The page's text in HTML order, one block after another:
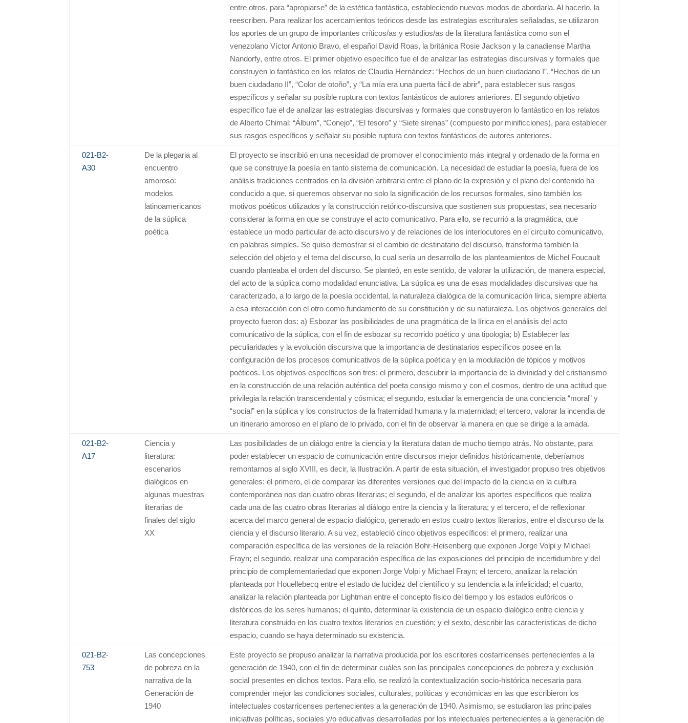
entre otros, para “apropiarse” de la estética fantástica, estableciendo nuevos modos de abordarla. Al hacerlo, la
reescriben. Para realizar los acercamientos teóricos desde las estrategias escriturales señaladas, se utilizaron
los aportes de un grupo de importantes críticos/as y estudios/as de la literatura fantástica como son el
venezolano Víctor Antonio Bravo, el español David Roas, la británica Rosie Jackson y la canadiense Martha
Nandorfy, entre otros. El primer objetivo específico fue el de analizar las estrategias discursivas y formales que
construyen lo fantástico en los relatos de Claudia Hernández: “Hechos de un buen ciudadano I”, “Hechos de un
buen ciudadano II”, “Color de otoño”, y “La mía era una puerta fácil de abrir”, para establecer sus rasgos
específicos y señalar su posible ruptura con textos fantásticos de autores anteriores. El segundo objetivo
específico fue el de analizar las estrategias discursivas y formales que construyeron lo fantástico en los relatos
de Alberto Chimal: “Álbum”, “Conejo”, “El tesoro” y “Siete sirenas” (compuesto por minificciones), para establecer
sus rasgos específicos y señalar su posible ruptura con textos fantásticos de autores anteriores.
021-B2-
A30
De la plegaria al
encuentro
amoroso:
modelos
latinoamericanos
de la súplica
poética
El proyecto se inscribió en una necesidad de promover el conocimiento más integral y ordenado de la forma en
que se construye la poesía en tanto sistema de comunicación. La necesidad de estudiar la poesía, fuera de los
análisis tradiciones centrados en la división arbitraria entre el plano de la expresión y el plano del contenido ha
conducido a que, si queremos observar no solo la significación de los recursos formales, sino también los
motivos poéticos utilizados y la construcción retórico-discursiva que sostienen sus propuestas, sea necesario
considerar la forma en que se construye el acto comunicativo. Para ello, se recurrió a la pragmática, que
establece un modo particular de acto discursivo y de relaciones de los interlocutores en el circuito comunicativo,
en palabras simples. Se quiso demostrar si el cambio de destinatario del discurso, transforma también la
selección del objeto y el tema del discurso, lo cual sería un desarrollo de los planteamientos de Michel Foucault
cuando planteaba el orden del discurso. Se planteó, en este sentido, de valorar la utilización, de manera especial,
del acto de la súplica como modalidad enunciativa. La súplica es una de esas modalidades discursivas que ha
caracterizado, a lo largo de la poesía occidental, la naturaleza dialógica de la comunicación lírica, siempre abierta
a esa interacción con el otro como fundamento de su constitución y de su naturaleza. Los objetivos generales del
proyecto fueron dos: a) Esbozar las posibilidades de una pragmática de la lírica en el análisis del acto
comunicativo de la súplica, con el fin de esbozar su recorrido poético y una tipología; b) Establecer las
peculiaridades y la evolución discursiva que la importancia de destinatarios específicos posee en la
configuración de los procesos comunicativos de la súplica poética y en la modulación de tópicos y motivos
poéticos. Los objetivos específicos son tres: el primero, descubrir la importancia de la divinidad y del cristianismo
en la construcción de una relación auténtica del poeta consigo mismo y con el cosmos, dentro de una actitud que
privilegia la relación transcendental y cósmica; el segundo, estudiar la emergencia de una conciencia “moral” y
“social” en la súplica y los constructos de la fraternidad humana y la maternidad; el tercero, valorar la incendia de
un itinerario amoroso en el plano de lo privado, con el fin de observar la manera en que se dirige a la amada.
021-B2-
A17
Ciencia y
literatura:
escenarios
dialógicos en
algunas muestras
literarias de
finales del siglo
XX
Las posibilidades de un diálogo entre la ciencia y la literatura datan de mucho tiempo atrás. No obstante, para
poder establecer un espacio de comunicación entre discursos mejor definidos históricamente, deberíamos
remontarnos al siglo XVIII, es decir, la Ilustración. A partir de esta situación, el investigador propuso tres objetivos
generales: el primero, el de comparar las diferentes versiones que del impacto de la ciencia en la cultura
contemporánea nos dan cuatro obras literarias; el segundo, el de analizar los aportes específicos que realiza
cada una de las cuatro obras literarias al diálogo entre la ciencia y la literatura; y el tercero, el de reflexionar
acerca del marco general de espacio dialógico, generado en estos cuatro textos literarios, entre el discurso de la
ciencia y el discurso literario. A su vez, estableció cinco objetivos específicos: el primero, realizar una
comparación específica de las versiones de la relación Bohr-Heisenberg que exponen Jorge Volpi y Michael
Frayn; el segundo, realizar una comparación específica de las exposiciones del principio de incertidumbre y del
principio de complementariedad que exponen Jorge Volpi y Michael Frayn; el tercero, analizar la relación
planteada por Houellebecq entre el estado de lucidez del científico y su tendencia a la infelicidad; el cuarto,
analizar la relación planteada por Lightman entre el concepto físico del tiempo y los estados eufóricos o
disfóricos de los seres humanos; el quinto, determinar la existencia de un espacio dialógico entre ciencia y
literatura construido en los cuatro textos literarios en cuestión; y el sexto, describir las características de dicho
espacio, cuando se haya determinado su existencia.
021-B2-
753
Las concepciones
de pobreza en la
narrativa de la
Generación de
1940
Este proyecto se propuso analizar la narrativa producida por los escritores costarricenses pertenecientes a la
generación de 1940, con el fin de determinar cuáles son las principales concepciones de pobreza y exclusión
social presentes en dichos textos. Para ello, se realizó la contextualización socio-histórica necesaria para
comprender mejor las condiciones sociales, culturales, políticas y económicas en las que escribieron los
intelectuales costarricenses pertenecientes a la generación de 1940. Asimismo, se estudiaron las principales
iniciativas políticas, sociales y/o educativas desarrolladas por los intelectuales pertenecientes a la generación de